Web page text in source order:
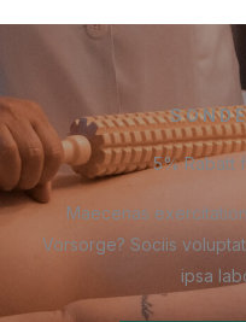
5% Rabatt
Maecenas
Vorsorge? Sociis
ipsa